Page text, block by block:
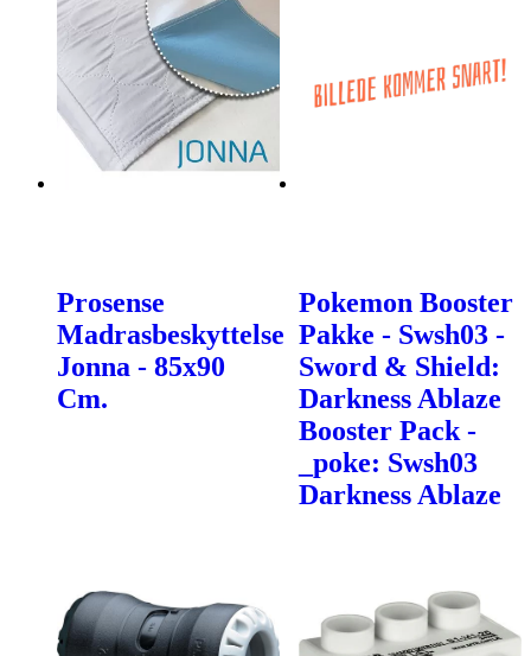
Prosense
Madrasbeskyttelse
Jonna - 85x90
Cm.
Pokemon Booster
Pakke - Swsh03 -
Sword & Shield:
Darkness Ablaze
Booster Pack -
_poke: Swsh03
Darkness Ablaze